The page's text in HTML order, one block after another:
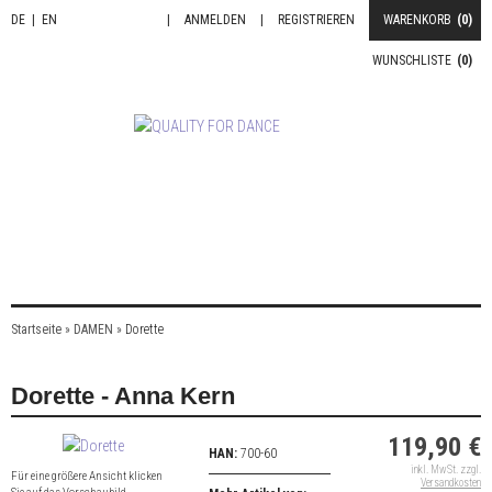
DE EN WARENKORB (0)
REGISTRIEREN
ANMELDEN
WUNSCHLISTE (0)
Startseite » DAMEN » Dorette
Dorette - Anna Kern
Für eine größere Ansicht klicken
HAN:700-60 119,90 €
inkl. MwSt. zzgl.
Versandkosten